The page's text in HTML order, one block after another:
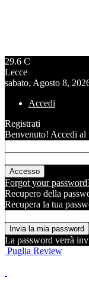
29.6 C
Lecce
sabato, Agosto 8,
Accedi
Registrati
Benvenuto! Accedi al
Forgot your
Recupero della
Recupera la tua
La password verrà
Puglia Review